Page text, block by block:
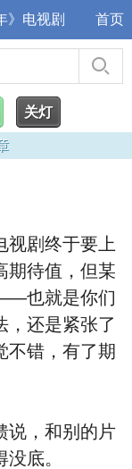
》电视剧 首页
关灯
剧终于要上
期待值，但某
也就是你们
还是紧张了
不错，有了期
，和别的片
底。